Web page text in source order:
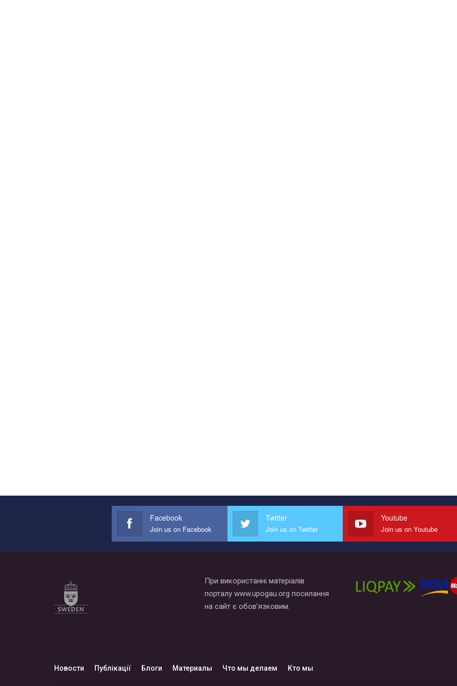
Facebook
Join us on Facebook
Twitter
Join us on Twitter
Youtube
Join us on Youtube
При використанні матеріалів
порталу www.upogau.org посилання
на сайт є обов’язковим.
Новости Публікації Блоги Материалы Что мы делаем Кто мы